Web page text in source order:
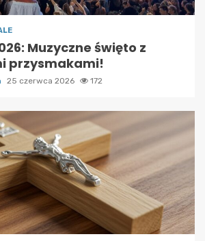
Muzyczne święto z
przysmakami!
25 czerwca 2026 172